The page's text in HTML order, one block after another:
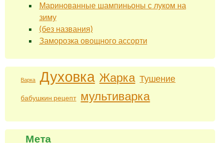
Маринованные шампиньоны с луком на
зиму
(без названия)
Заморозка овощного ассорти
Варка Духовка Жарка Тушение
бабушкин рецепт мультиварка
Мета